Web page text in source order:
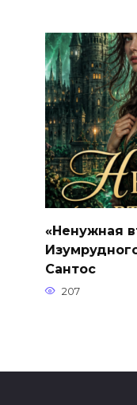
«Ненужная
Сантос
207